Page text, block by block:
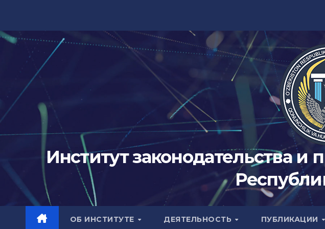
содержимому
Институт законодательства
ОБ ИНСТИТУТЕ ДЕЯТЕЛЬНОСТЬ ПУБЛИКАЦИИ